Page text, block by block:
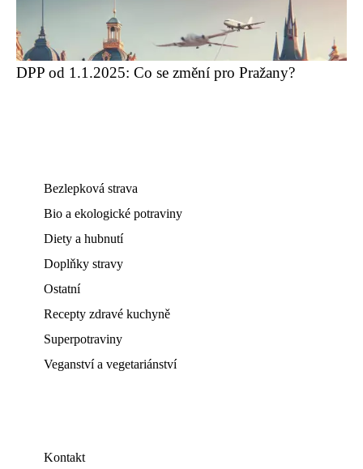
DPP od 1.1.2025: Co se změní pro Pražany?
Bezlepková strava
Bio a ekologické potraviny
Diety a hubnutí
Doplňky stravy
Ostatní
Recepty zdravé kuchyně
Superpotraviny
Veganství a vegetariánství
Kontakt